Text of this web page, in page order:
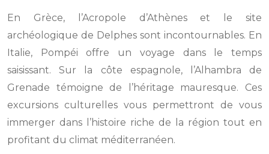
En Grèce, l’Acropole d’Athènes et le site
archéologique de Delphes sont incontournables. En
Italie, Pompéi offre un voyage dans le temps
saisissant. Sur la côte espagnole, l’Alhambra de
Grenade témoigne de l’héritage mauresque. Ces
excursions culturelles vous permettront de vous
immerger dans l’histoire riche de la région tout en
profitant du climat méditerranéen.